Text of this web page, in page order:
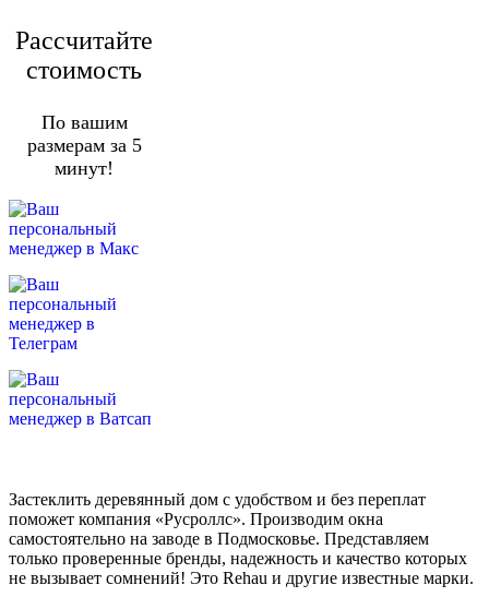
Рассчитайте
стоимость
По вашим
размерам за 5
минут!
Застеклить деревянный дом с удобством и без переплат
поможет компания «Русроллс». Производим окна
самостоятельно на заводе в Подмосковье. Представляем
только проверенные бренды, надежность и качество которых
не вызывает сомнений! Это Rehau и другие известные марки.